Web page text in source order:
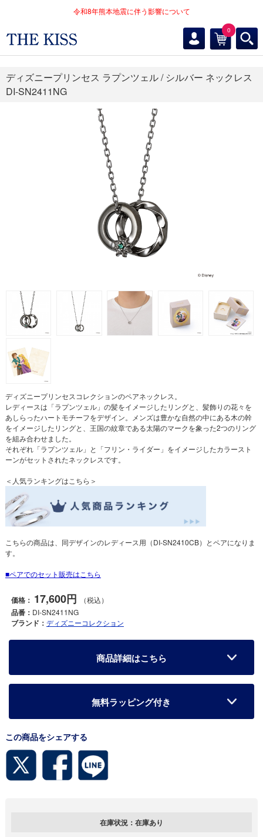
令和8年熊本地震に伴う影響について
0
ディズニープリンセス ラプンツェル / シルバー ネックレス
DI-SN2411NG
ディズニープリンセスコレクションのペアネックレス。
レディースは「ラプンツェル」の髪をイメージしたリングと、髪飾りの花々を
あしらったハートモチーフをデザイン。メンズは豊かな自然の中にある木の幹
をイメージしたリングと、王国の紋章である太陽のマークを象った2つのリング
を組み合わせました。
それぞれ「ラプンツェル」と「フリン・ライダー」をイメージしたカラースト
ーンがセットされたネックレスです。
＜人気ランキングはこちら＞
こちらの商品は、同デザインのレディース用（DI-SN2410CB）とペアになりま
す。
ペアでのセット販売はこちら
価格： 17,600円 （税込）
品番： DI-SN2411NG
ブランド： ディズニーコレクション
商品詳細はこちら
無料ラッピング付き
この商品をシェアする
在庫状況： 在庫あり